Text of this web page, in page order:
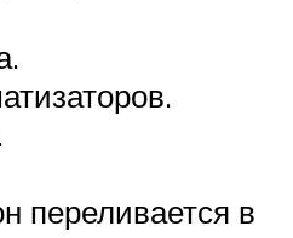
переливается в